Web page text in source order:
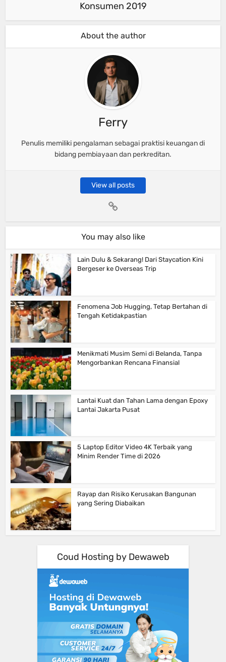
Konsumen 2019
About the author
Ferry
Penulis memiliki pengalaman sebagai praktisi keuangan di
bidang pembiayaan dan perkreditan.
View all posts
You may also like
Lain Dulu & Sekarang! Dari Staycation Kini
Bergeser ke Overseas Trip
Fenomena Job Hugging, Tetap Bertahan di
Tengah Ketidakpastian
Menikmati Musim Semi di Belanda, Tanpa
Mengorbankan Rencana Finansial
Lantai Kuat dan Tahan Lama dengan Epoxy
Lantai Jakarta Pusat
5 Laptop Editor Video 4K Terbaik yang
Minim Render Time di 2026
Rayap dan Risiko Kerusakan Bangunan
yang Sering Diabaikan
Coud Hosting by Dewaweb